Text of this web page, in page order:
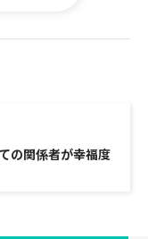
の関係者が幸福度